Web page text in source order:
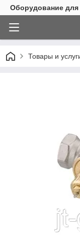
Оборудование для
Товары и